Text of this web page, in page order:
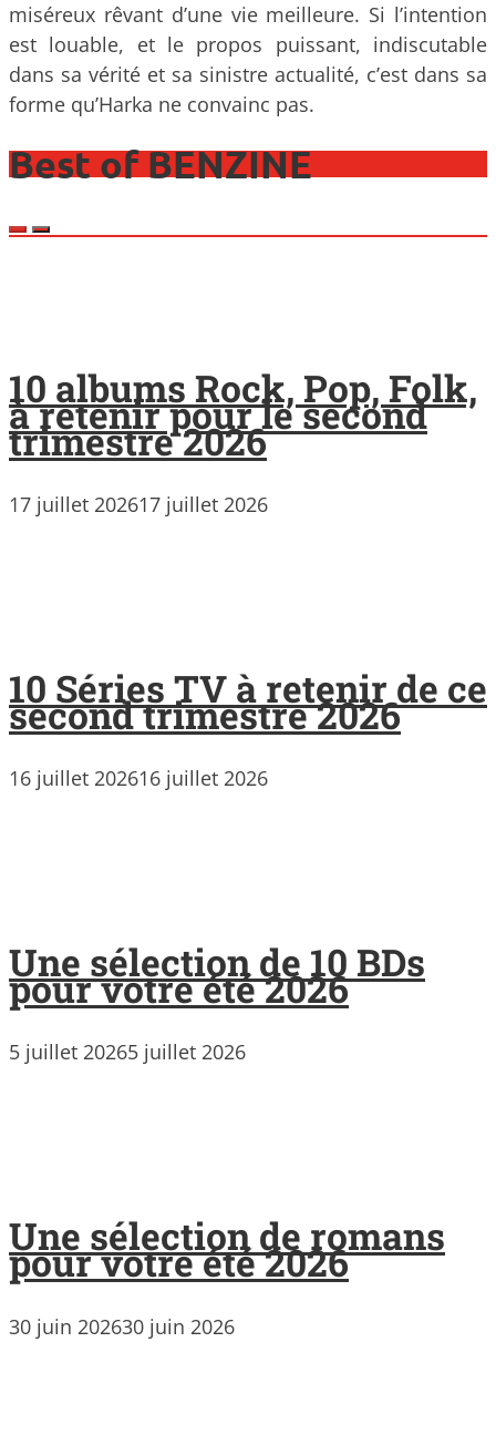
miséreux rêvant d’une vie meilleure. Si l’intention
est louable, et le propos puissant, indiscutable
dans sa vérité et sa sinistre actualité, c’est dans sa
forme qu’Harka ne convainc pas.
Best of BENZINE
10 albums Rock, Pop, Folk,
à retenir pour le second
trimestre 2026
17 juillet 202617 juillet 2026
10 Séries TV à retenir de ce
second trimestre 2026
16 juillet 202616 juillet 2026
Une sélection de 10 BDs
pour votre été 2026
5 juillet 20265 juillet 2026
Une sélection de romans
pour votre été 2026
30 juin 202630 juin 2026